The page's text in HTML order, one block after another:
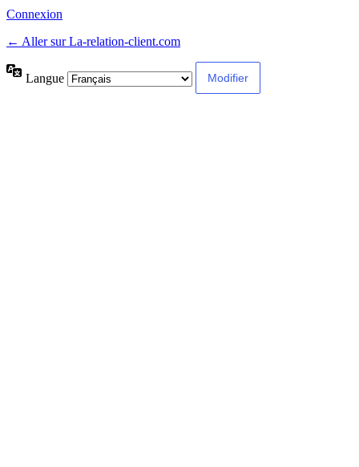
Connexion
← Aller sur La-relation-client.com
Langue